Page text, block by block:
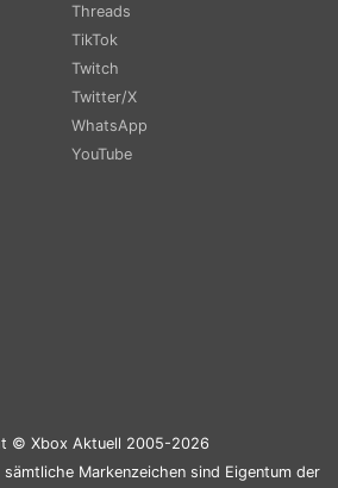
Threads
TikTok
Twitch
Twitter/X
WhatsApp
YouTube
© Xbox Aktuell 2005-2026
Markenzeichen sind Eigentum der